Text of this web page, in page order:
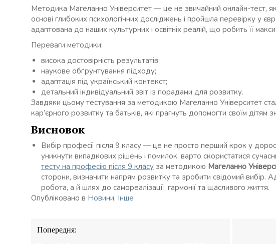
Методика Магеланно Університет — це не звичайний онлайн-тест,
основі глибоких психологічних досліджень і пройшла перевірку у
адаптована до наших культурних і освітніх реалій, що робить її
Переваги методики:
висока достовірність результатів;
наукове обґрунтування підходу;
адаптація під український контекст;
детальний індивідуальний звіт із порадами для розвитку.
Завдяки цьому тестування за методикою Магеланно Університет
кар’єрного розвитку та батьків, які прагнуть допомогти своїм дітям
Висновок
Вибір професії після 9 класу — це не просто перший крок у
уникнути випадкових рішень і помилок, варто скористатися
тесту на професію після 9 класу за методикою Магеланно
сторони, визначити напрям розвитку та зробити свідомий
робота, а й шлях до самореалізації, гармонії та щасливого життя.
Опубліковано в Новини, Інше
Навігація
записів
Попередня: